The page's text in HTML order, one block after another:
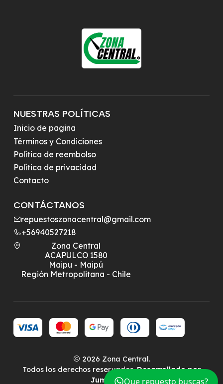
NUESTRAS POLÍTICAS
Inicio de pagina
Términos y Condiciones
Política de reembolso
Política de privacidad
Contacto
CONTÁCTANOS
repuestoszonacentral@gmail.com
+56940527218
Zona Central
ACAPULCO 1580
Maipu - Maipú
Región Metropolitana - Chile
2026 Zona Central.
Todos los derechos reservados.Desarrollado por
Jumpseller.
Que repuesto buscas?